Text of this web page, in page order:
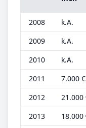
2008 k.A.
2009
k.A.
2010
k.A.
2011
7.000 €
2012
21.000
2013
18.000